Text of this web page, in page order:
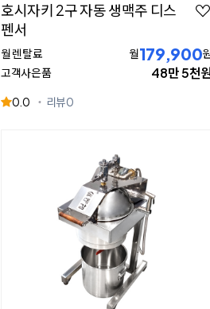
호시자키 2구 자동 생맥주 디스
펜서
월 렌탈료 월179,900
고객사은품
48만 5천
0.0 리뷰0